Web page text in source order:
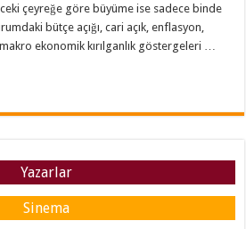
çeyreğe göre büyüme ise sadece binde
bütçe açığı, cari açık, enflasyon,
ekonomik kırılganlık göstergeleri …
Yazarlar
Sinema